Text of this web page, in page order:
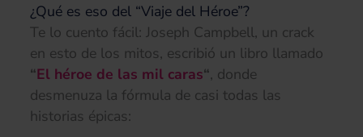
¿Qué es eso del “Viaje del Héroe”?
Te lo cuento fácil: Joseph Campbell, un crack
en esto de los mitos, escribió un libro llamado
“El héroe de las mil caras“, donde
desmenuza la fórmula de casi todas las
historias épicas: